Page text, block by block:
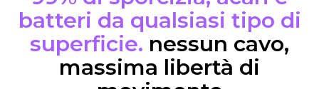
batteri da qualsiasi tipo di
superficie. nessun cavo,
massima libertà di